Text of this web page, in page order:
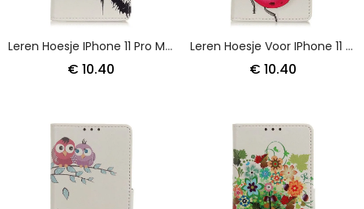
Leren Hoesje IPhone 11 Pro Max Telefoonhoesje Woeste Tijger
€ 10.40
Leren Hoesje Voor IPhone 11 Pro Max Lieveheersbeestjes
€ 10.40